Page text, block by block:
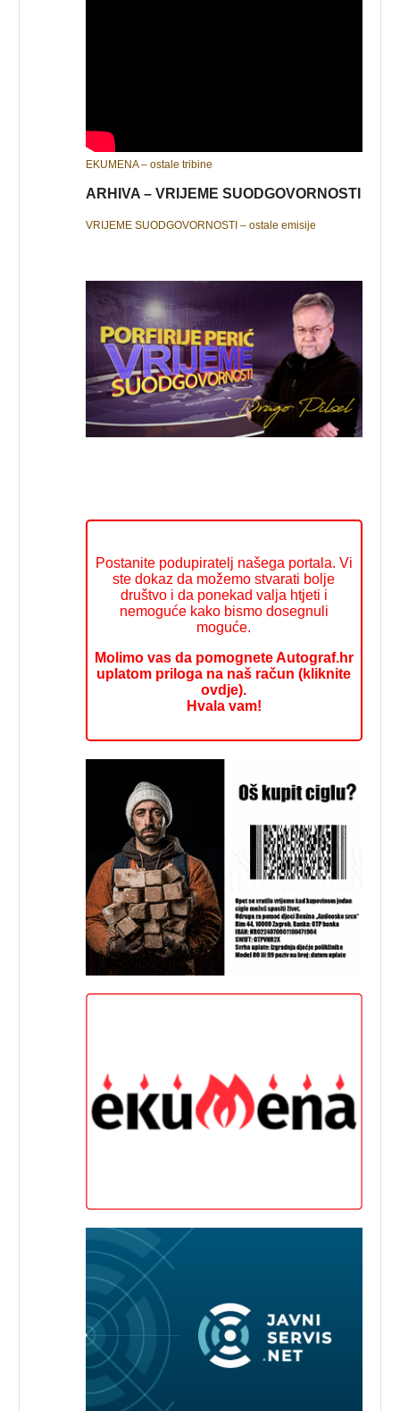
EKUMENA – ostale tribine
ARHIVA – VRIJEME SUODGOVORNOSTI
VRIJEME SUODGOVORNOSTI – ostale emisije
Postanite podupiratelj našega portala. Vi
ste dokaz da možemo stvarati bolje
društvo i da ponekad valja htjeti i
nemoguće kako bismo dosegnuli
moguće.
Molimo vas da pomognete Autograf.hr
uplatom priloga na naš račun (kliknite
ovdje).
Hvala vam!